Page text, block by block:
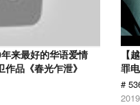
来最好的华语爱情
品《春光乍泄》
【
罪
#